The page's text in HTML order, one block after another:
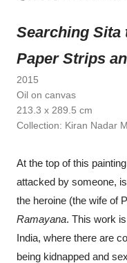
Searching Sita
Paper Strips
2015
Oil on canvas
213.3 x 289.5 cm
Collection: Kiran Nadar
At the top of this
attacked by someone,
the heroine (the wife of
Ramayana. This work
India, where there are
being kidnapped and